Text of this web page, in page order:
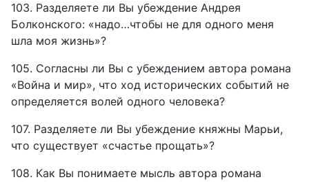
103. Разделяете ли Вы убеждение Андрея
Болконского: «надо…чтобы не для одного меня
шла моя жизнь»?
105. Согласны ли Вы с убеждением автора романа
«Война и мир», что ход исторических событий не
определяется волей одного человека?
107. Разделяете ли Вы убеждение княжны Марьи,
что существует «счастье прощать»?
108. Как Вы понимаете мысль автора романа